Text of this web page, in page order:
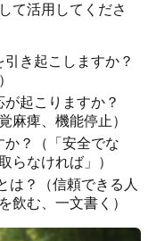
て活用してくださ
き起こしますか？
起こりますか？
麻痺、機能停止）
か？（「安全でな
らなければ」）
は？（信頼できる人
飲む、一文書く）